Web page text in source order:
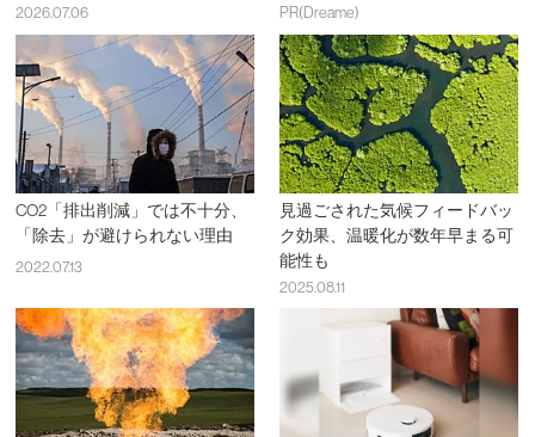
2026.07.06 PR(Dreame)
CO2「排出削減」では不十分、
「除去」が避けられない理由
2022.07.13
見過ごされた気候フィードバッ
ク効果、温暖化が数年早まる可
能性も
2025.08.11